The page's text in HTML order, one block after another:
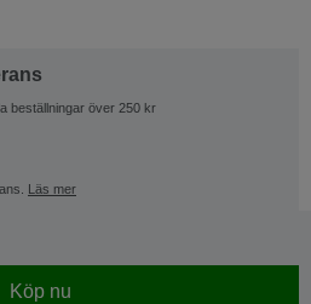
beställningar över 250 kr
Läs mer
Köp nu